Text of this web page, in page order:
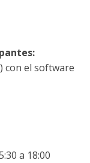
con el software
a 18:00